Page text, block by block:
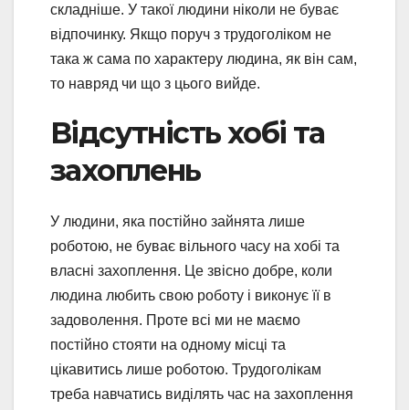
складніше. У такої людини ніколи не буває
відпочинку. Якщо поруч з трудоголіком не
така ж сама по характеру людина, як він сам,
то навряд чи що з цього вийде.
Відсутність хобі та
захоплень
У людини, яка постійно зайнята лише
роботою, не буває вільного часу на хобі та
власні захоплення. Це звісно добре, коли
людина любить свою роботу і виконує її в
задоволення. Проте всі ми не маємо
постійно стояти на одному місці та
цікавитись лише роботою. Трудоголікам
треба навчатись виділять час на захоплення